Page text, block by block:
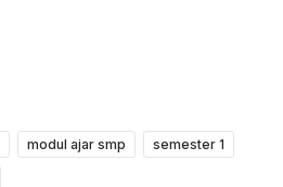
modul ajar smp semester 1